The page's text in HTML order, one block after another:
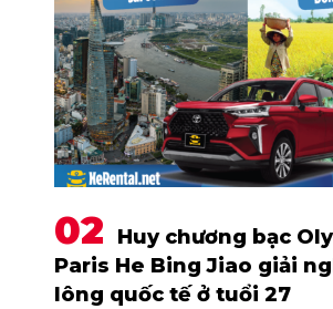
Huy chương bạc
Paris He Bing Jiao giải
lông quốc tế ở tuổi 27